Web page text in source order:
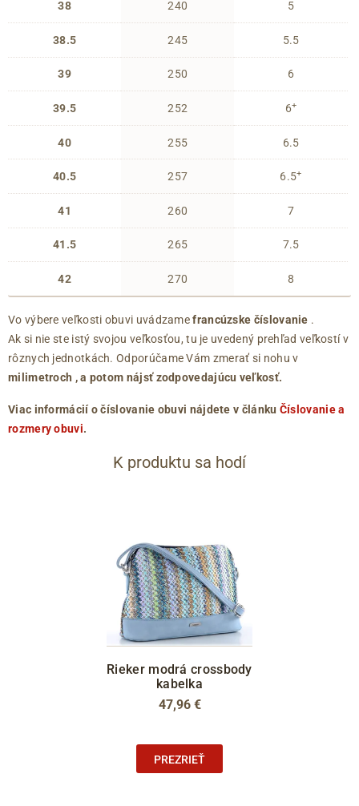
38
38.5
39
39.5
40
40.5
41
41.5
42
240
245
250
252
255
257
260
265
270
5
5.5
6
6+
6.5
6.5+
7
7.5
8
Vo výbere veľkosti obuvi uvádzamefrancúzske číslovanie .
Ak si nie ste istý svojou veľkosťou, tu je uvedený prehľad veľkostí v
rôznych jednotkách. Odporúčame Vám zmerať si nohu v
milimetroch , a potom nájsť zodpovedajúcu veľkosť.
Viac informácií o číslovanie obuvi nájdete v článku Číslovanie a
rozmery obuvi.
K produktu sa hodí
Rieker modrá crossbody
kabelka
47,96 €
PREZRIEŤ